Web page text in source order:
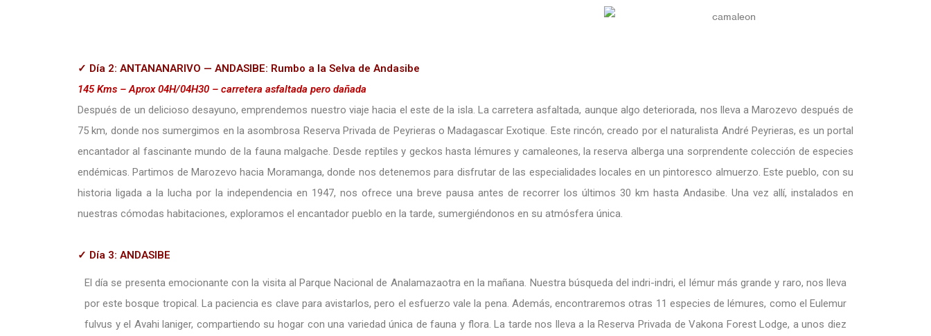
✓ Día 2: ANTANANARIVO — ANDASIBE: Rumbo a la Selva de Andasibe
145 Kms – Aprox 04H/04H30 – carretera asfaltada pero dañada
Después de un delicioso desayuno, emprendemos nuestro viaje hacia el este de la isla. La carretera asfaltada, aunque algo deteriorada, nos lleva a Marozevo después de
75 km, donde nos sumergimos en la asombrosa Reserva Privada de Peyrieras o Madagascar Exotique. Este rincón, creado por el naturalista André Peyrieras, es un portal
encantador al fascinante mundo de la fauna malgache. Desde reptiles y geckos hasta lémures y camaleones, la reserva alberga una sorprendente colección de especies
endémicas. Partimos de Marozevo hacia Moramanga, donde nos detenemos para disfrutar de las especialidades locales en un pintoresco almuerzo. Este pueblo, con su
historia ligada a la lucha por la independencia en 1947, nos ofrece una breve pausa antes de recorrer los últimos 30 km hasta Andasibe. Una vez allí, instalados en
nuestras cómodas habitaciones, exploramos el encantador pueblo en la tarde, sumergiéndonos en su atmósfera única.
✓ Día 3: ANDASIBE
El día se presenta emocionante con la visita al Parque Nacional de Analamazaotra en la mañana. Nuestra búsqueda del indri-indri, el lémur más grande y raro, nos lleva
por este bosque tropical. La paciencia es clave para avistarlos, pero el esfuerzo vale la pena. Además, encontraremos otras 11 especies de lémures, como el Eulemur
fulvus y el Avahi laniger, compartiendo su hogar con una variedad única de fauna y flora. La tarde nos lleva a la Reserva Privada de Vakona Forest Lodge, a unos diez